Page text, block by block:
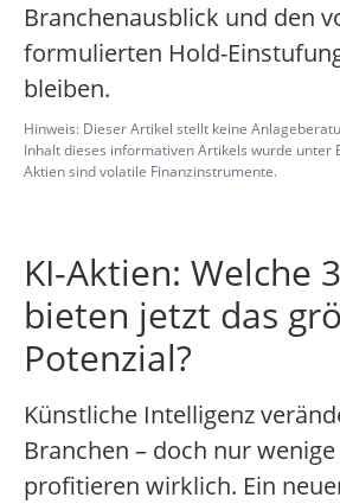
Branchenausblick und den
formulierten Hold-
bleiben.
Hinweis: Dieser Artikel stellt keine
Inhalt dieses informativen Artikels wurde unter
Aktien sind volatile Finanzinstrumente.
KI-Aktien: Welche
bieten jetzt das
Potenzial?
Künstliche Intelligenz
Branchen – doch nur
profitieren wirklich. Ein